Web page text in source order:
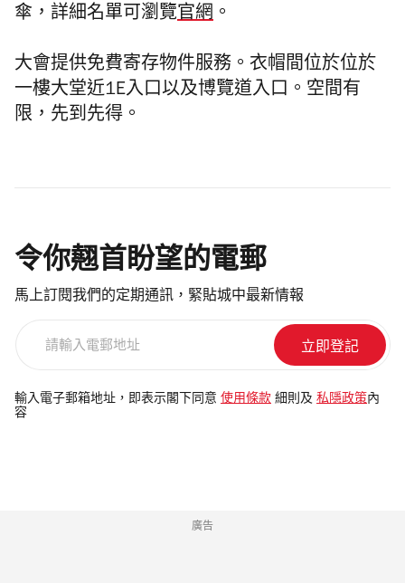
傘，詳細名單可瀏覽官網 。
大會提供免費寄存物件服務。衣帽間位於位於
一樓大堂近1E入口以及博覽道入口。空間有
限，先到先得。
令你翹首盼望的電郵
馬上訂閱我們的定期通訊，緊貼城中最新情報
電
郵
輸入電子郵箱地址，即表示閣下同意 使用條款 細則及 私隱政策內
容
廣告